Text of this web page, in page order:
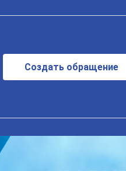
Создать обращение